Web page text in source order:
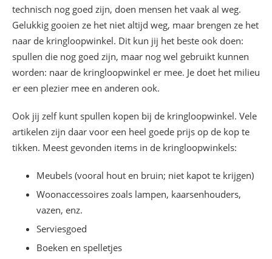
technisch nog goed zijn, doen mensen het vaak al weg.
Gelukkig gooien ze het niet altijd weg, maar brengen ze het
naar de kringloopwinkel. Dit kun jij het beste ook doen:
spullen die nog goed zijn, maar nog wel gebruikt kunnen
worden: naar de kringloopwinkel er mee. Je doet het milieu
er een plezier mee en anderen ook.
Ook jij zelf kunt spullen kopen bij de kringloopwinkel. Vele
artikelen zijn daar voor een heel goede prijs op de kop te
tikken. Meest gevonden items in de kringloopwinkels:
Meubels (vooral hout en bruin; niet kapot te krijgen)
Woonaccessoires zoals lampen, kaarsenhouders,
vazen, enz.
Serviesgoed
Boeken en spelletjes